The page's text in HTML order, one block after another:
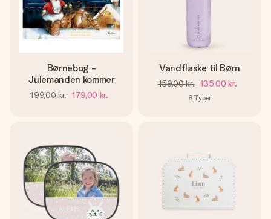
Børnebog -
Julemanden kommer
199,00 kr. 179,00 kr.
Vandflaske til Børn
159,00 kr. 135,00 kr.
8 Typer